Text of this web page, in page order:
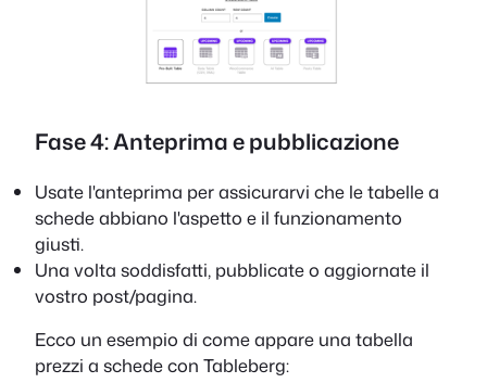
Fase 4: Anteprima e pubblicazione
Usate l'anteprima per assicurarvi che le tabelle a
schede abbiano l'aspetto e il funzionamento
giusti.
Una volta soddisfatti, pubblicate o aggiornate il
vostro post/pagina.
Ecco un esempio di come appare una tabella
prezzi a schede con Tableberg: